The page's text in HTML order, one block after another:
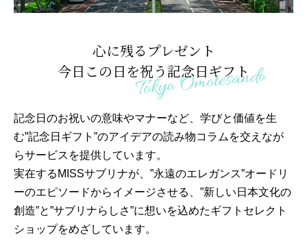
心に残るプレゼント
今日この日を祝う記念日ギフト
記念日のお祝いの意味やマナーなど、学びと価値を生
む”記念日ギフト”のアイデアの読み物コラムを交えなが
らサービスを提供しています。
実在するMISSサブリナが、”永遠のエレガンス”オードリ
ーのエピソードからイメージさせる、”新しい日本文化の
創造”と”サブリナらしさ”に想いを込めたギフトセレクト
ショップをめざしています。